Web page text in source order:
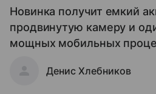
Новинка получит емкий
продвинутую камеру и
мощных мобильных
Денис Хлебников